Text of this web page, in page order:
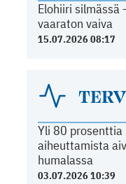
Elohiiri silmässä
vaaraton vaiva
15.07.2026 08:17
Yli 80
aiheuttamista
humalassa
03.07.2026 10:39